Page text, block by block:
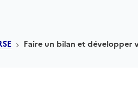
Faire un bilan et développer